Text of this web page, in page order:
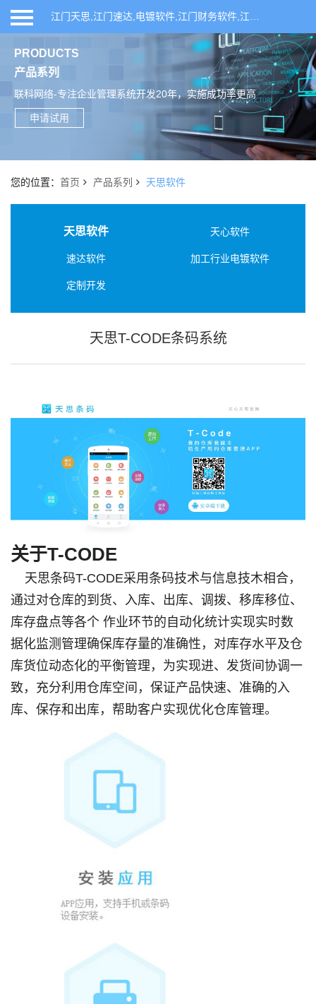
首页
产品系列
行业方案
申请试用
PRODUCTS
产品系列
联科网络-专注企业管理系统开发20年，实施成功率更高
申请试用
您的位置： 首页 产品系列 天思软件
天思软件 天心软件
速达软件 加工行业电镀软件
定制开发
天思T-CODE条码系统
关于T-CODE
天思条码T-CODE采用条码技术与信息技木相合，
通过对仓库的到货、入库、出库、调拨、移库移位、
库存盘点等各个 作业环节的自动化统计实现实时数
据化监测管理确保库存量的准确性，对库存水平及仓
库货位动态化的平衡管理，为实现进、发货间协调一
致，充分利用仓库空间，保证产品快速、准确的入
库、保存和出库，帮助客户实现优化仓库管理。